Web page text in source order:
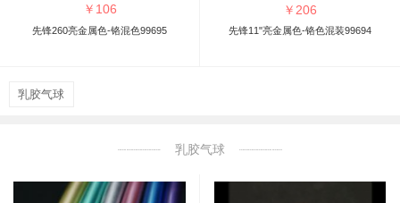
￥ 106
先锋260亮金属色-铬混色99695
￥ 206
先锋11"亮金属色-铬色混装99694
乳胶气球
乳胶气球